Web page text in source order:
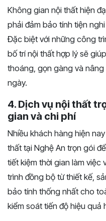
Không gian nội thất hiện
phải đảm bảo tính tiện
Đặc biệt với những công
bố trí nội thất hợp lý sẽ
thoáng, gọn gàng và
ngày.
4. Dịch vụ nội thất
gian và chi phí
Nhiều khách hàng hiện
thất tại Nghệ An trọn gói
tiết kiệm thời gian làm việc
trình đồng bộ từ thiết kế,
bảo tính thống nhất cho
kiểm soát tiến độ hiệu quả